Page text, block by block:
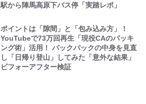
駅から陣馬高原下バス停「実踏レポ」
ポイントは「隙間」と「包み込み方」！
YouTubeで73万回再生「現役CAのパッキ
ング術」活用！ バックパックの中身を見直
し「日帰り登山」してみた「意外な結果」
ビフォーアフター検証